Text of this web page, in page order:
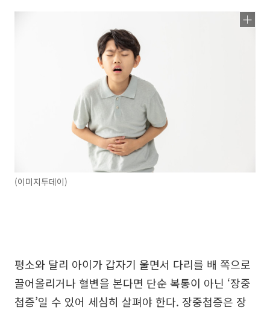
(이미지투데이)
평소와 달리 아이가 갑자기 울면서 다리를 배 쪽으로
끌어올리거나 혈변을 본다면 단순 복통이 아닌 ‘장중
첩증’일 수 있어 세심히 살펴야 한다. 장중첩증은 장